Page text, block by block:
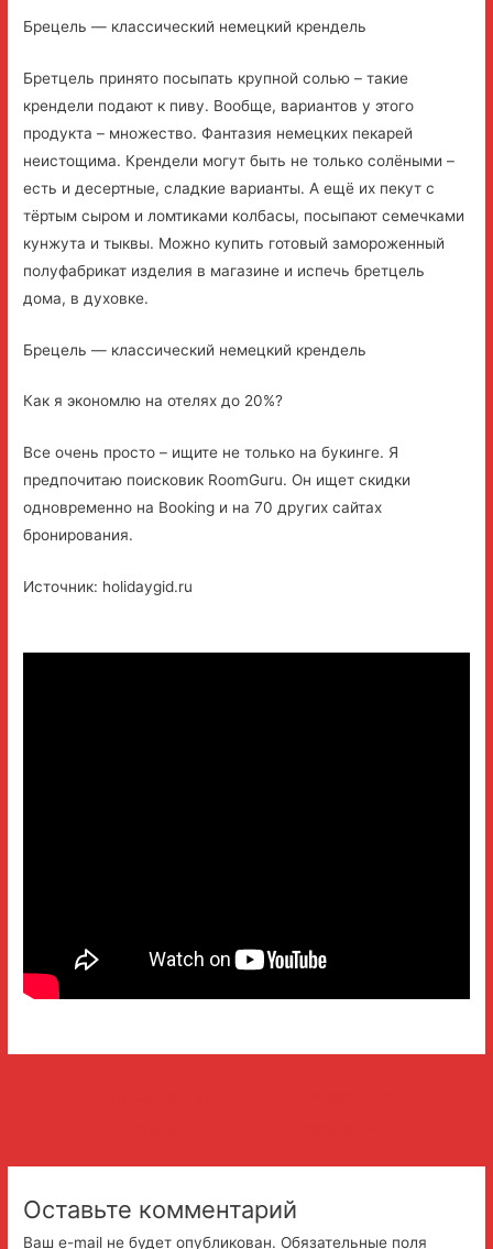
Брецель — классический немецкий крендель
Бретцель принято посыпать крупной солью – такие
крендели подают к пиву. Вообще, вариантов у этого
продукта – множество. Фантазия немецких пекарей
неистощима. Крендели могут быть не только солёными –
есть и десертные, сладкие варианты. А ещё их пекут с
тёртым сыром и ломтиками колбасы, посыпают семечками
кунжута и тыквы. Можно купить готовый замороженный
полуфабрикат изделия в магазине и испечь бретцель
дома, в духовке.
Брецель — классический немецкий крендель
Как я экономлю на отелях до 20%?
Все очень просто – ищите не только на букинге. Я
предпочитаю поисковик RoomGuru. Он ищет скидки
одновременно на Booking и на 70 других сайтах
бронирования.
Источник: holidaygid.ru
записям
Оставьте комментарий
Ваш e-mail не будет опубликован. Обязательные поля